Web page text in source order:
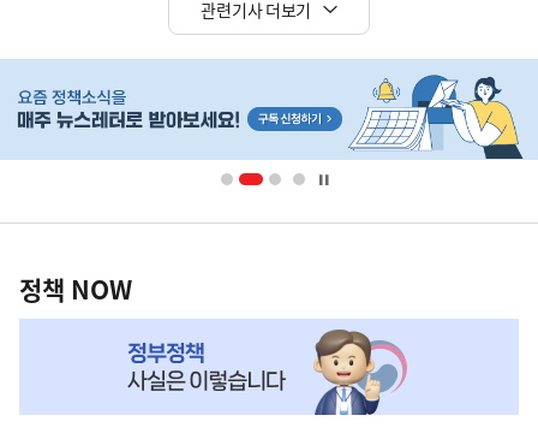
관련기사 더보기
단
영
책
NOW,
정책 NOW